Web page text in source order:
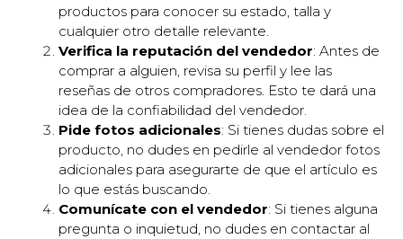
productos para conocer su estado, talla y
cualquier otro detalle relevante.
Verifica la reputación del vendedor: Antes de
comprar a alguien, revisa su perfil y lee las
reseñas de otros compradores. Esto te dará una
idea de la confiabilidad del vendedor.
Pide fotos adicionales: Si tienes dudas sobre el
producto, no dudes en pedirle al vendedor fotos
adicionales para asegurarte de que el artículo es
lo que estás buscando.
Comunícate con el vendedor: Si tienes alguna
pregunta o inquietud, no dudes en contactar al